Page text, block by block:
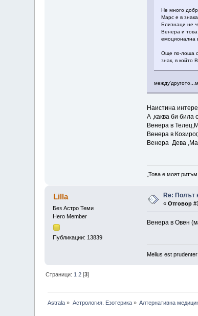
Не много
Марс е в
Близнаци не
Венера и това
емоционална
Още по-лоша
знак, в който
Наистина
А ,каква би била
Венера в
Венера в
Венера Дева
„Това е моят
Lilla
Без Астро Теми
Hero Member
Публикации: 13839
Re: Полът
«Отговор
Венера в Овен
Melius est
Страници: 1 2 [3]
Astrala » Астрология. Езотерика» Алтернативна